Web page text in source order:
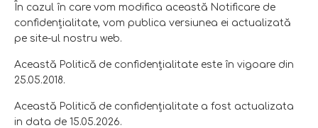
În cazul în care vom modifica această Notificare de
confidenţialitate, vom publica versiunea ei actualizată
pe site-ul nostru web.
Această Politică de confidențialitate este în vigoare din
25.05.2018.
Această Politică de confidențialitate a fost actualizata
in data de 15.05.2026.